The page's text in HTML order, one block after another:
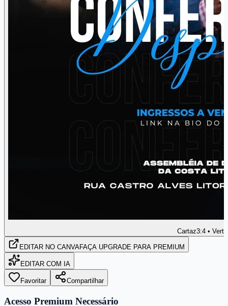
Cartaz3:4 •
EDITAR NO CANVAFAÇA UPGRADE PARA PREMIUM
EDITAR COM IA
Favoritar Compartilhar
Acesso Premium Necessário